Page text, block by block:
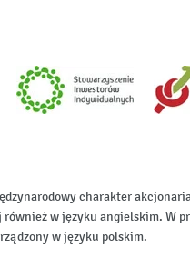
charakter
w języku angielskim. W
w języku polskim.